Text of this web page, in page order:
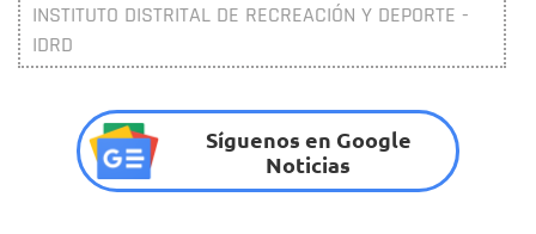
INSTITUTO DISTRITAL DE RECREACIÓN Y DEPORTE -
IDRD
Síguenos en Google
Noticias